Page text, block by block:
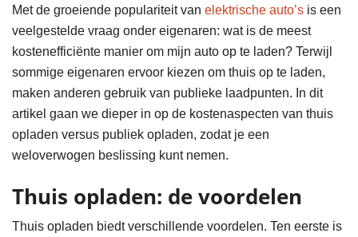
Met de groeiende populariteit van elektrische auto’s is een
veelgestelde vraag onder eigenaren: wat is de meest
kostenefficiënte manier om mijn auto op te laden? Terwijl
sommige eigenaren ervoor kiezen om thuis op te laden,
maken anderen gebruik van publieke laadpunten. In dit
artikel gaan we dieper in op de kostenaspecten van thuis
opladen versus publiek opladen, zodat je een
weloverwogen beslissing kunt nemen.
Thuis opladen: de voordelen
Thuis opladen biedt verschillende voordelen. Ten eerste is